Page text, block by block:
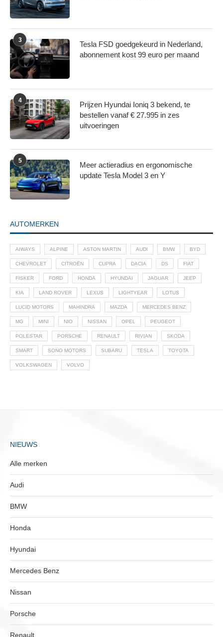
3
Tesla FSD goedgekeurd in Nederland,
abonnement kost 99 euro per maand
4
Prijzen Hyundai Ioniq 3 bekend, te
bestellen vanaf € 27.995 in zes
uitvoeringen
5
Meer actieradius en ergonomische
update Tesla Model 3 en Y
AUTOMERKEN
AIWAYS ALPINE ASTON MARTIN AUDI BMW BYD
CHEVROLET CITROËN CUPRA DACIA DS FIAT
FISKER FORD HONDA HYUNDAI JAGUAR JEEP
KIA LAND ROVER LEXUS LIGHTYEAR LOTUS
LUCID MOTORS MAHINDRA MAZDA MERCEDES BENZ
MG MINI NIO NISSAN OPEL PEUGEOT
POLESTAR PORSCHE RENAULT RIVIAN SKODA
SMART SONO MOTORS SUBARU TESLA TOYOTA
VOLKSWAGEN VOLVO
NIEUWS
Alle merken
Audi
BMW
Honda
Hyundai
Mercedes Benz
Nissan
Porsche
Renault